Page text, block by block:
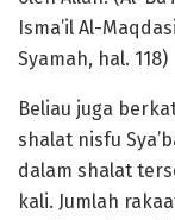
Isma’il Al-
Syamah, hal. 118)
Beliau juga
shalat nisfu
dalam shalat
kali. Jumlah